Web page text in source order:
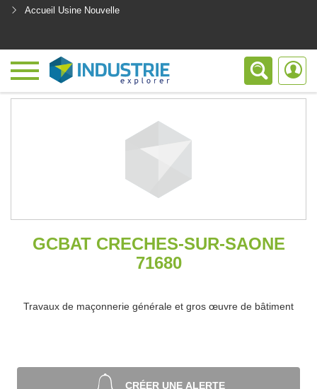
Accueil Usine Nouvelle
GCBAT CRECHES-SUR-SAONE
71680
Travaux de maçonnerie générale et gros œuvre de bâtiment
CRÉER UNE ALERTE